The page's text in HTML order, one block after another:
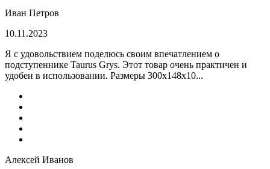
Иван Петров
10.11.2023
Я с удовольствием поделюсь своим впечатлением о
подступеннике Taurus Grys. Этот товар очень практичен и
удобен в использовании. Размеры 300х148х10...
Алексей Иванов